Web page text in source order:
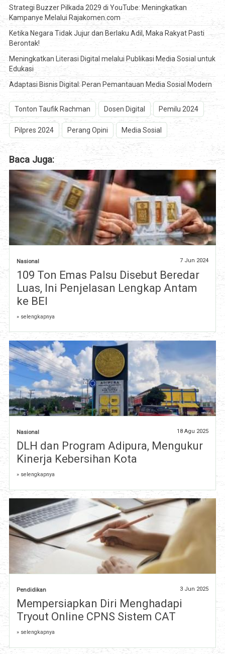
Strategi Buzzer Pilkada 2029 di YouTube: Meningkatkan
Kampanye Melalui Rajakomen.com
Ketika Negara Tidak Jujur dan Berlaku Adil, Maka Rakyat Pasti
Berontak!
Meningkatkan Literasi Digital melalui Publikasi Media Sosial untuk
Edukasi
Adaptasi Bisnis Digital: Peran Pemantauan Media Sosial Modern
Tonton Taufik Rachman Dosen Digital Pemilu 2024
Pilpres 2024 Perang Opini Media Sosial
Baca Juga:
Nasional 7 Jun 2024
109 Ton Emas Palsu Disebut Beredar
Luas, Ini Penjelasan Lengkap Antam
ke BEI
» selengkapnya
Nasional 18 Agu 2025
DLH dan Program Adipura, Mengukur
Kinerja Kebersihan Kota
» selengkapnya
Pendidikan 3 Jun 2025
Mempersiapkan Diri Menghadapi
Tryout Online CPNS Sistem CAT
» selengkapnya